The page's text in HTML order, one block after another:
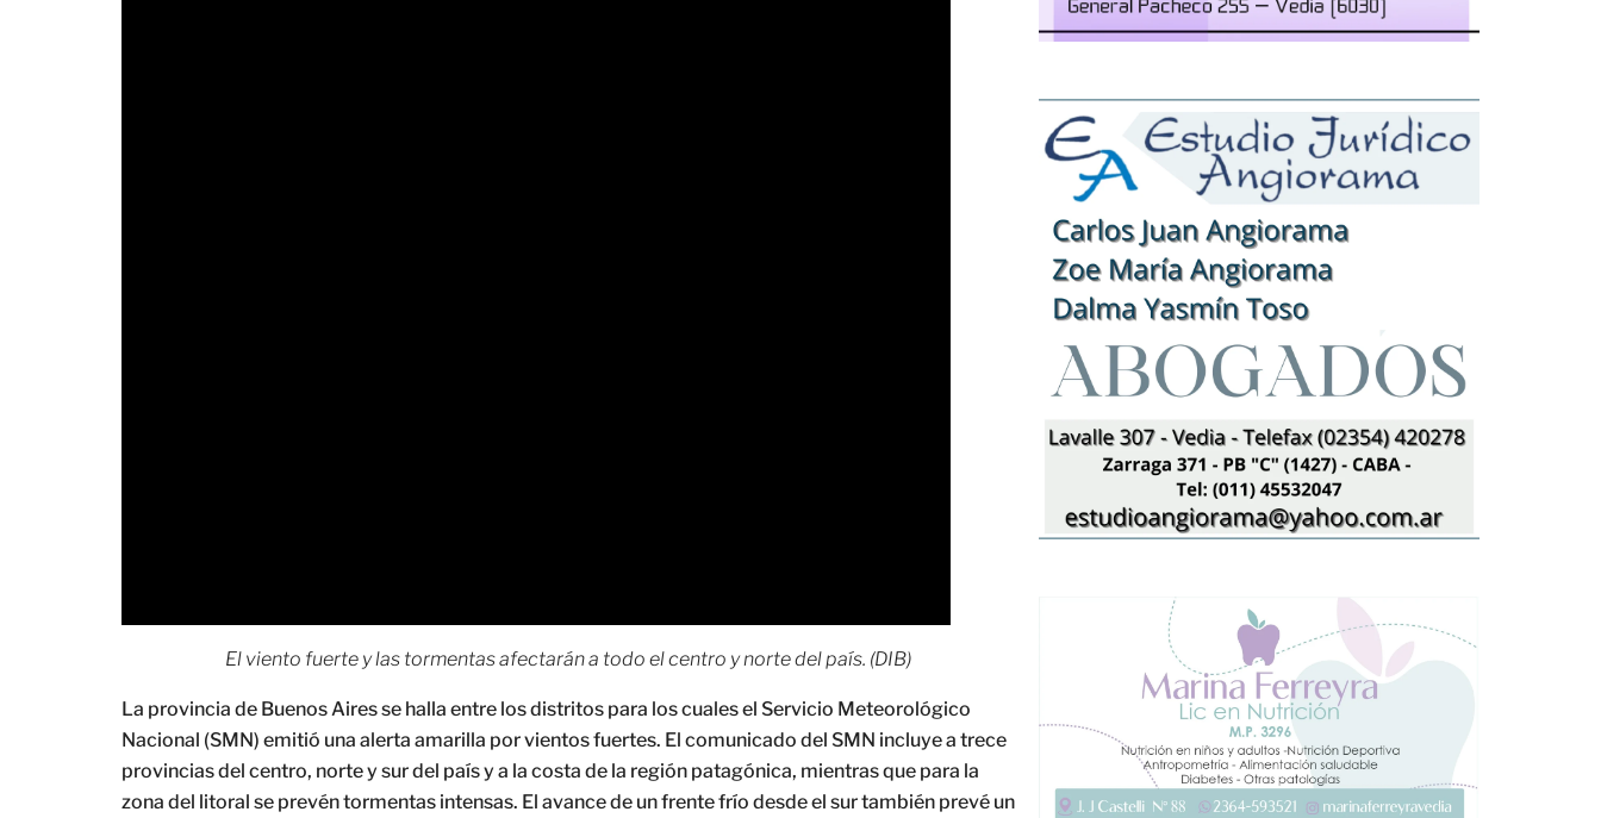
El viento fuerte y las tormentas afectarán a todo el centro y norte del país. (DIB)
La provincia de Buenos Aires se halla entre los distritos para los cuales el Servicio Meteorológico
Nacional (SMN) emitió una alerta amarilla por vientos fuertes. El comunicado del SMN incluye a trece
provincias del centro, norte y sur del país y a la costa de la región patagónica, mientras que para la
zona del litoral se prevén tormentas intensas. El avance de un frente frío desde el sur también prevé un